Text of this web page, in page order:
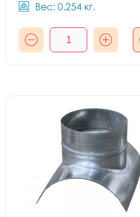
Вес: 0.254 кг.